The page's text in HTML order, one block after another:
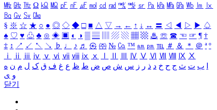
㎒ ㎓ ㎔ Ω ㏀ ㏁ ㎊ ㎋ ㎌ ㏖ ㏅ ㎭ ㎮ ㎯ ㏛ ㎩ ㎪ ㎫ ㎬ ㏝ ㏐
㏓
㏃ ㏉ ㏜ ㏆
§ ※ ☆ ★ ○ ● ◎ ◇ ◆ □ ■ △ ▽ → ← ↑ ↓ ↔ 〓 ◁ ◀ ▷ ▶ ♤
♠ ♡ ♥ ♧ ♣ ⊙ ◈ ▣ ◐ ◑ ▒ ▤ ▨ ▧ ▦ ▩ ♨ ☏ ☎ ☜ ☞ ¶ †
‡ ↕ ↗ ↙ ↖ ↘ ♭ ♩ ♪ ♬ ㉿ ㈜ № ㏇ ™ ㏂ ㏘ ℡ ＃ ＆ ＊ ＠ ª º
ⅰ
ⅱ ⅲ ⅳ ⅴ ⅵ ⅶ ⅷ ⅸ ⅹ Ⅳ Ⅴ Ⅵ Ⅶ Ⅷ Ⅸ Ⅹ
ب ت ث ج ح خ د ذ ر ز س ش ص ض ط ظ ع غ ف ق ک ل م ن ه
و ی
닫기